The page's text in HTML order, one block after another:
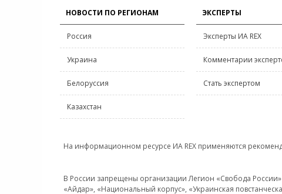
НОВОСТИ ПО РЕГИОНАМ
Россия
Украина
Белоруссия
Казахстан
ЭКСПЕРТЫ
Эксперты ИА REX
Комментарии
Стать экспертом
На информационном ресурсе ИА REX применяются
В России запрещены организации Легион «Свобода России»
«Айдар», «Национальный корпус», «Украинская